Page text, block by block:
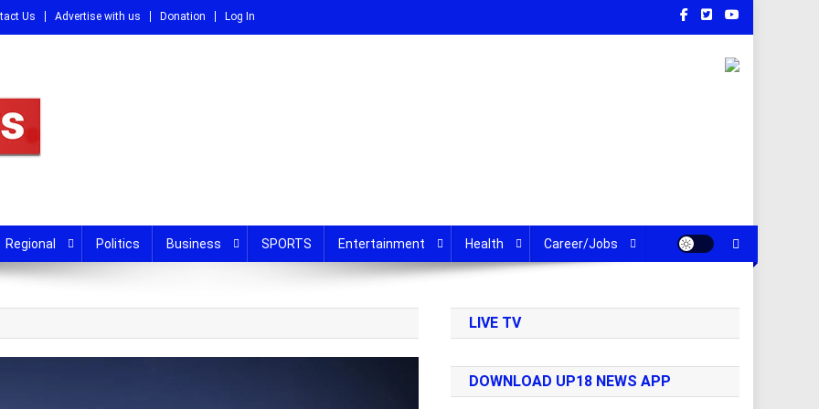
Us Advertise with us Donation Log In
Regional Politics Business SPORTS Entertainment Health Career/Jobs
LIVE TV
DOWNLOAD UP18 NEWS APP